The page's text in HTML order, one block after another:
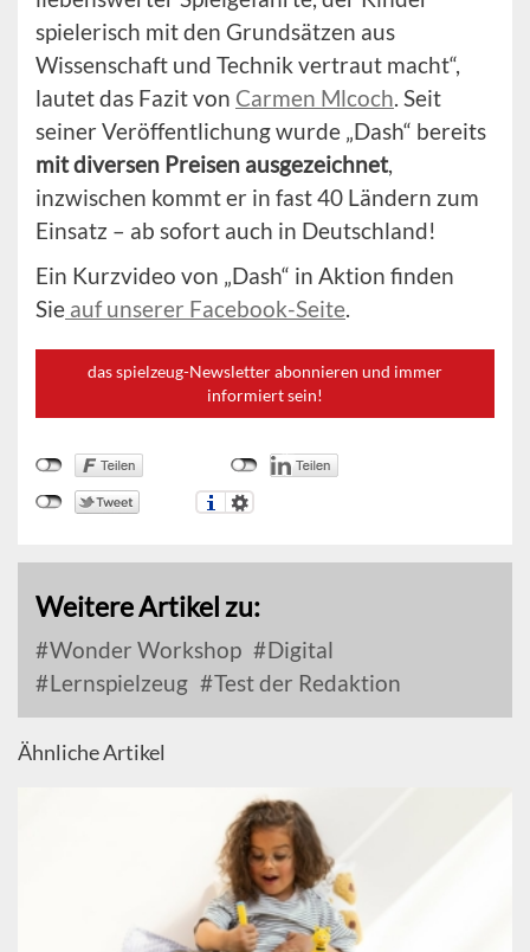
spielerisch mit den Grundsätzen aus
Wissenschaft und Technik vertraut macht“,
lautet das Fazit von Carmen Mlcoch . Seit
seiner Veröffentlichung wurde „Dash“ bereits
mit diversen Preisen ausgezeichnet,
inzwischen kommt er in fast 40 Ländern zum
Einsatz – ab sofort auch in Deutschland!
Ein Kurzvideo von „Dash“ in Aktion finden
Sie auf unserer Facebook-Seite
das spielzeug-Newsletter abonnieren und immer
informiert sein!
Weitere Artikel zu:
Wonder Workshop
Digital
Lernspielzeug
Test der Redaktion
Ähnliche Artikel